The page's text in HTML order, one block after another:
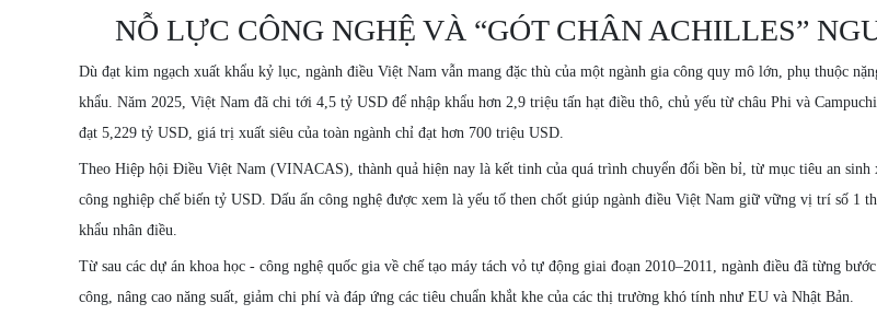
NỖ LỰC CÔNG NGHỆ VÀ “GÓT CHÂN ACHILLES”
Dù đạt kim ngạch xuất khẩu kỷ lục, ngành điều Việt Nam vẫn mang đặc thù của một ngành gia công quy mô lớn, phụ thuộc
khẩu. Năm 2025, Việt Nam đã chi tới 4,5 tỷ USD để nhập khẩu hơn 2,9 triệu tấn hạt điều thô, chủ yếu từ châu Phi và
đạt 5,229 tỷ USD, giá trị xuất siêu của toàn ngành chỉ đạt hơn 700 triệu USD.
Theo Hiệp hội Điều Việt Nam (VINACAS), thành quả hiện nay là kết tinh của quá trình chuyển đổi bền bỉ, từ mục tiêu an sinh
công nghiệp chế biến tỷ USD. Dấu ấn công nghệ được xem là yếu tố then chốt giúp ngành điều Việt Nam giữ vững vị trí số 1
khẩu nhân điều.
Từ sau các dự án khoa học - công nghệ quốc gia về chế tạo máy tách vỏ tự động giai đoạn 2010–2011, ngành điều đã từng
công, nâng cao năng suất, giảm chi phí và đáp ứng các tiêu chuẩn khắt khe của các thị trường khó tính như EU và Nhật Bản.